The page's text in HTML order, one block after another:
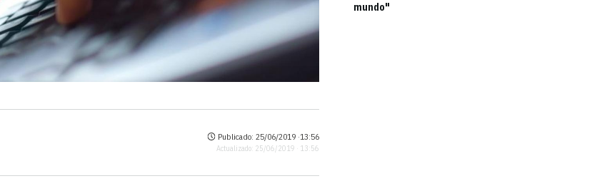
mundo"
Publicado: 25/06/2019 ·13:56
Actualizado: 25/06/2019 · 13:56